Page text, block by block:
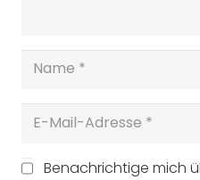
Benachrichtige mich